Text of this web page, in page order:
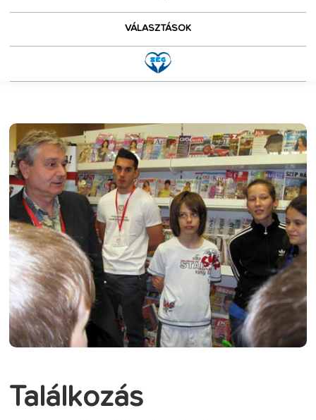
VÁLASZTÁSOK
Találkozás